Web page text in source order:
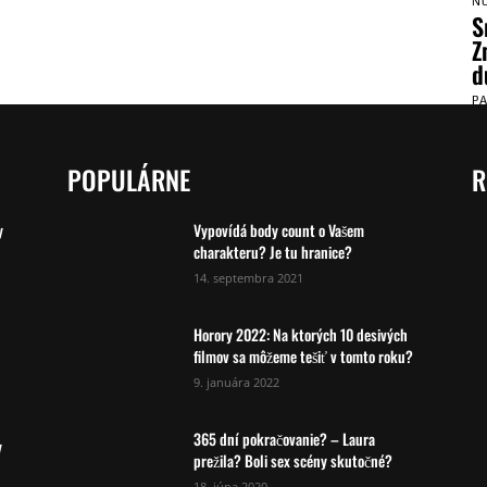
POPULÁRNE
Vypovídá body count o Vašem
charakteru? Je tu hranice?
14. septembra 2021
Horory 2022: Na ktorých 10 desivých
filmov sa môžeme tešiť v tomto roku?
9. januára 2022
365 dní pokračovanie? – Laura
prežila? Boli sex scény skutočné?